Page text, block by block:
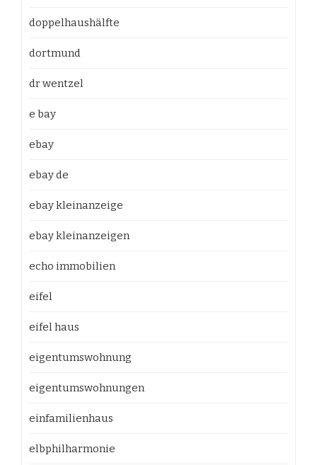
doppelhaushälfte
dortmund
dr wentzel
e bay
ebay
ebay de
ebay kleinanzeige
ebay kleinanzeigen
echo immobilien
eifel
eifel haus
eigentumswohnung
eigentumswohnungen
einfamilienhaus
elbphilharmonie